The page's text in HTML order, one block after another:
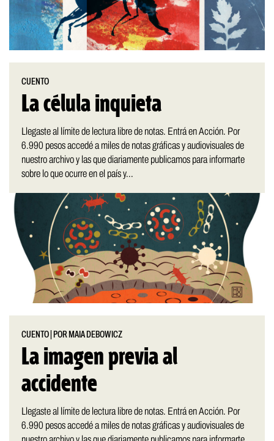
CUENTO
La célula inquieta
Llegaste al límite de lectura libre de notas. Entrá en Acción. Por
6.990 pesos accedé a miles de notas gráficas y audiovisuales de
nuestro archivo y las que diariamente publicamos para informarte
sobre lo que ocurre en el país y...
CUENTO POR MAIA DEBOWICZ
La imagen previa al
accidente
Llegaste al límite de lectura libre de notas. Entrá en Acción. Por
6.990 pesos accedé a miles de notas gráficas y audiovisuales de